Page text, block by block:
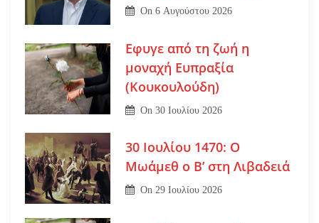
On6 Αυγούστου 2026
Εφυγε από τη ζωή η
μοναχή Ευπραξία
(Κουκουλούδη)
On30 Ιουλίου 2026
30 Ιουλίου 1470: Ο
Μωάμεθ ο Β’ στη Λιβαδειά
On29 Ιουλίου 2026